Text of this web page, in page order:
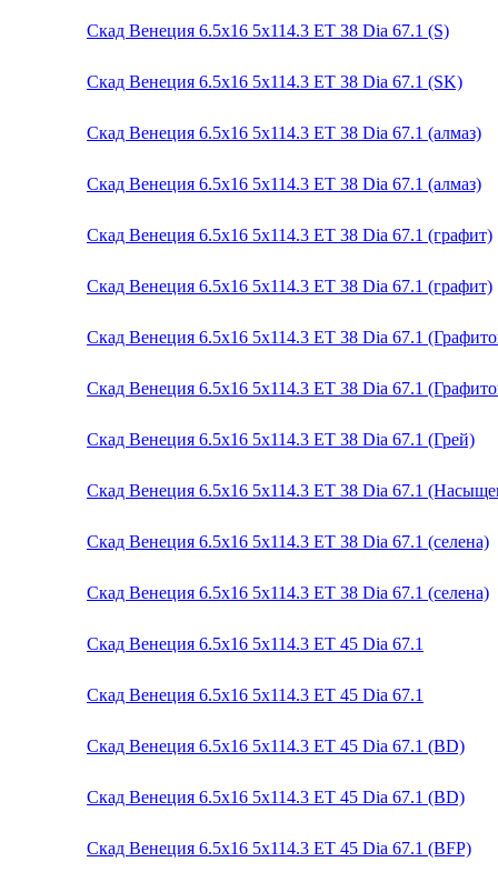
Скад Венеция 6.5x16 5x114.3 ET 38 Dia 67.1 (S)
Скад Венеция 6.5x16 5x114.3 ET 38 Dia 67.1 (SK)
Скад Венеция 6.5x16 5x114.3 ET 38 Dia 67.1 (алмаз)
Скад Венеция 6.5x16 5x114.3 ET 38 Dia 67.1 (алмаз)
Скад Венеция 6.5x16 5x114.3 ET 38 Dia 67.1 (графит)
Скад Венеция 6.5x16 5x114.3 ET 38 Dia 67.1 (графит)
Скад Венеция 6.5x16 5x114.3 ET 38 Dia 67.1
Скад Венеция 6.5x16 5x114.3 ET 38 Dia 67.1
Скад Венеция 6.5x16 5x114.3 ET 38 Dia 67.1 (Грей)
Скад Венеция 6.5x16 5x114.3 ET 38 Dia 67.1
Скад Венеция 6.5x16 5x114.3 ET 38 Dia 67.1 (селена)
Скад Венеция 6.5x16 5x114.3 ET 38 Dia 67.1 (селена)
Скад Венеция 6.5x16 5x114.3 ET 45 Dia 67.1
Скад Венеция 6.5x16 5x114.3 ET 45 Dia 67.1
Скад Венеция 6.5x16 5x114.3 ET 45 Dia 67.1 (BD)
Скад Венеция 6.5x16 5x114.3 ET 45 Dia 67.1 (BD)
Скад Венеция 6.5x16 5x114.3 ET 45 Dia 67.1 (BFP)